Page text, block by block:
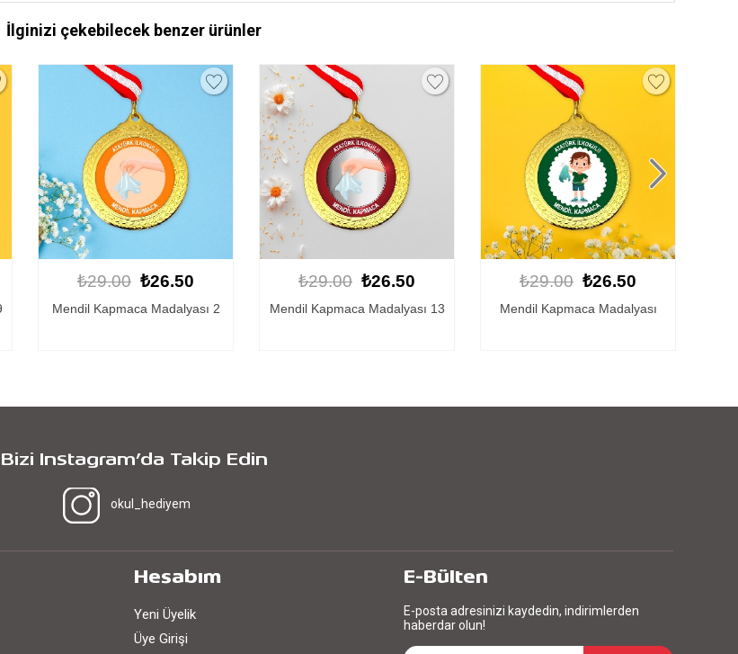
İlginizi çekebilecek benzer ürünler
₺29.00 ₺26.50
Mendil Kapmaca Madalyası 13
₺29.00 ₺26.50
Mendil Kapmaca Madalyası
₺29.00 ₺26.50
Mendil Kapmaca Madalyası 9
Bizi Instagram’da Takip Edin
okul_hediyem
Hesabım
Yeni Üyelik
Üye Girişi
E-Bülten
E-posta adresinizi kaydedin, indirimlerden
haberdar olun!